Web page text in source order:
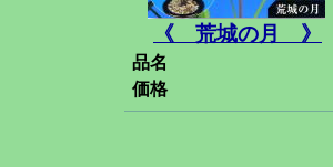
《 荒城の月 》
品名
価格